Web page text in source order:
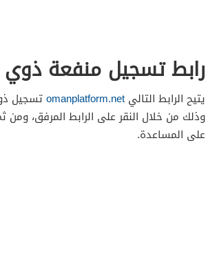
رابط تسجيل منفعة ذوي
يتيح الرابط التالي omanplatform.netتسجيل
وذلك من خلال النقر على الرابط المرفق، ومن
على المساعدة.